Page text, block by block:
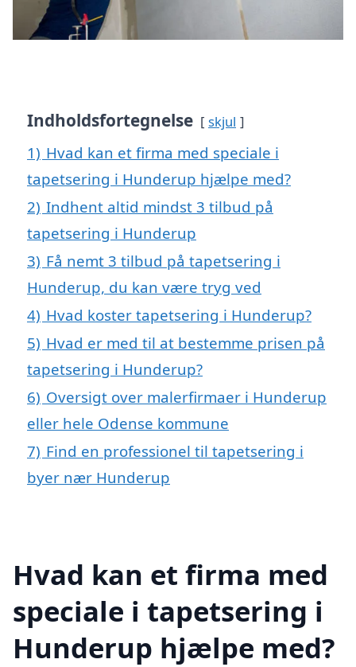
Indholdsfortegnelse skjul
1) Hvad kan et firma med speciale i
tapetsering i Hunderup hjælpe med?
2) Indhent altid mindst 3 tilbud på
tapetsering i Hunderup
3) Få nemt 3 tilbud på tapetsering i
Hunderup, du kan være tryg ved
4) Hvad koster tapetsering i Hunderup?
5) Hvad er med til at bestemme prisen på
tapetsering i Hunderup?
6) Oversigt over malerfirmaer i Hunderup
eller hele Odense kommune
7) Find en professionel til tapetsering i
byer nær Hunderup
Hvad kan et firma med
speciale i tapetsering i
Hunderup hjælpe med?